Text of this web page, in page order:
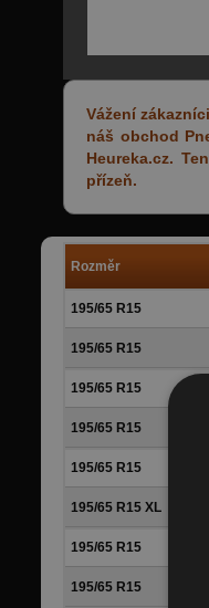
Vážení
náš obchod
Heureka.cz.
přízeň.
Rozměr
195/65 R15
195/65 R15
195/65 R15
195/65 R15
195/65 R15
195/65 R15 XL
195/65 R15
195/65 R15